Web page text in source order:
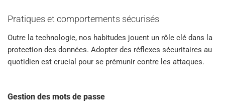
Pratiques et comportements sécurisés
Outre la technologie, nos habitudes jouent un rôle clé dans la
protection des données. Adopter des réflexes sécuritaires au
quotidien est crucial pour se prémunir contre les attaques.
Gestion des mots de passe